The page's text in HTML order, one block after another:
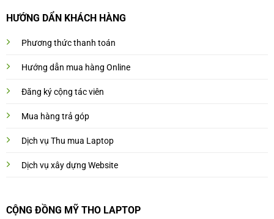
HƯỚNG DẨN KHÁCH HÀNG
Phương thức thanh toán
Hướng dẫn mua hàng Online
Đăng ký cộng tác viên
Mua hàng trả góp
Dịch vụ Thu mua Laptop
Dịch vụ xây dựng Website
CỘNG ĐỒNG MỸ THO LAPTOP